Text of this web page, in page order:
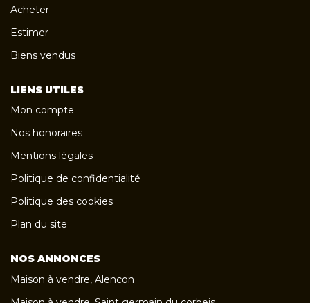
Acheter
Estimer
Biens vendus
LIENS UTILES
Mon compte
Nos honoraires
Mentions légales
Politique de confidentialité
Politique des cookies
Plan du site
NOS ANNONCES
Maison à vendre, Alencon